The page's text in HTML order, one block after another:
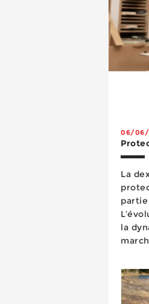
06/06/
La
la
poste